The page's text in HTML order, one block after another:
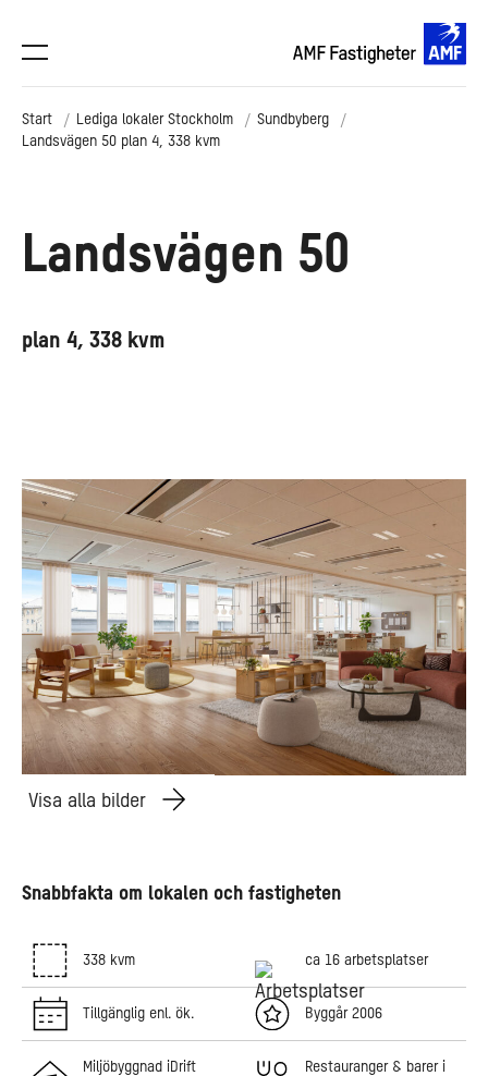
Start Lediga lokaler Stockholm
Sundbyberg
Landsvägen 50 plan 4, 338 kvm
Landsvägen 50
plan 4, 338 kvm
Visa alla bilder
Snabbfakta om lokalen och fastigheten
338 kvm ca 16 arbetsplatser
Tillgänglig enl. ök. Byggår 2006
Miljöbyggnad iDrift
Restauranger & barer i